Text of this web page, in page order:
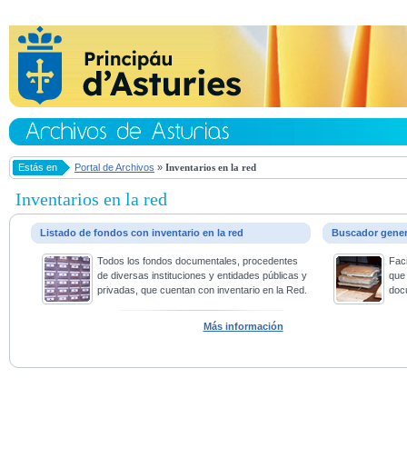
Estás en Portal de Archivos » Inventarios en la red
Inventarios en la red
Listado de fondos con inventario en la red
Todos los fondos documentales, procedentes
de diversas instituciones y entidades públicas y
privadas, que cuentan con inventario en la Red.
Más información
Buscador